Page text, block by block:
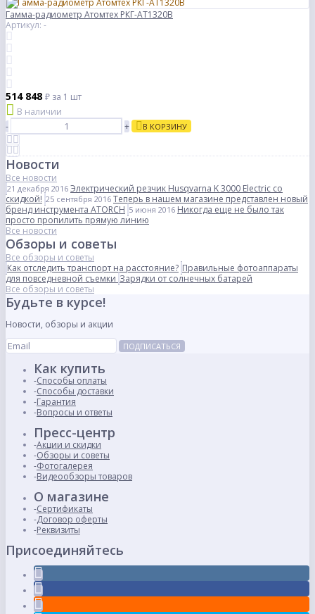
Гамма-радиометр Атомтех РКГ-АТ1320В
Артикул: -
514 848 ₽ за 1 шт
В наличии
-
+ В КОРЗИНУ
Новости
Все новости
21 декабря 2016 Электрический резчик Husqvarna K 3000 Electric со
скидкой! 25 сентября 2016 Теперь в нашем магазине представлен новый
бренд инструмента ATORCH 5 июня 2016 Никогда еще не было так
просто пропилить прямую линию
Все новости
Обзоры и советы
Все обзоры и советы
Как отследить транспорт на расстояние? Правильные фотоаппараты
для повседневной съемки Зарядки от солнечных батарей
Все обзоры и советы
Будьте в курсе!
Новости, обзоры и акции
ПОДПИСАТЬСЯ
Как купить
Способы оплаты
Способы доставки
Гарантия
Вопросы и ответы
Пресс-центр
Акции и скидки
Обзоры и советы
Фотогалерея
Видеообзоры товаров
О магазине
Сертификаты
Договор оферты
Реквизиты
Присоединяйтесь